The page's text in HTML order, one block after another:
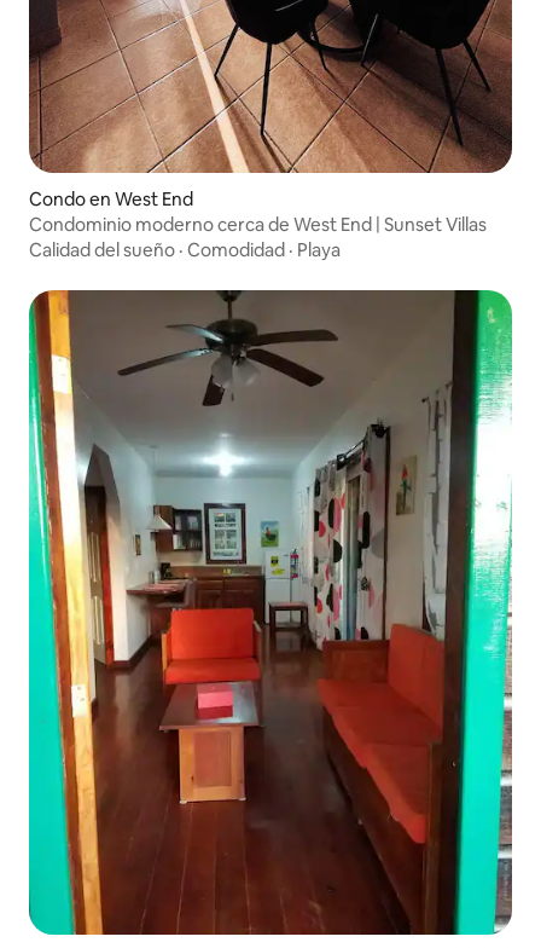
Condo en West End
Condominio moderno cerca de West End | Sunset Villas
Calidad del sueño · Comodidad · Playa